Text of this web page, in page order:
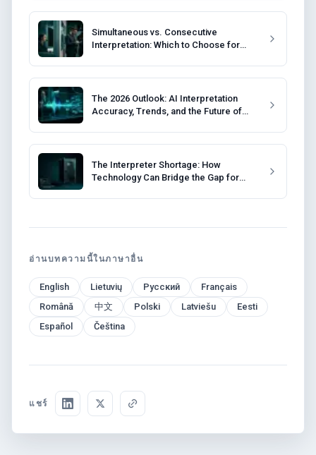
Simultaneous vs. Consecutive
Interpretation: Which to Choose for
The 2026 Outlook: AI Interpretation
Accuracy, Trends, and the Future of
The Interpreter Shortage: How
Technology Can Bridge the Gap for
อ่านบทความนี้ในภาษาอื่น
English Lietuvių Русский
Français
Română
中文 Polski Latviešu
Eesti
Español
Čeština
แชร์